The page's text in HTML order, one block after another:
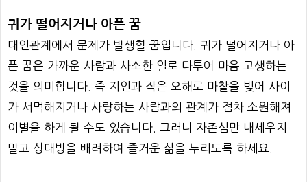
귀가 떨어지거나 아픈 꿈
대인관계에서 문제가 발생할 꿈입니다. 귀가 떨어지거나 아
픈 꿈은 가까운 사람과 사소한 일로 다투어 마음 고생하는
것을 의미합니다. 즉 지인과 작은 오해로 마찰을 빚어 사이
가 서먹해지거나 사랑하는 사람과의 관계가 점차 소원해져
이별을 하게 될 수도 있습니다. 그러니 자존심만 내세우지
말고 상대방을 배려하여 즐거운 삶을 누리도록 하세요.